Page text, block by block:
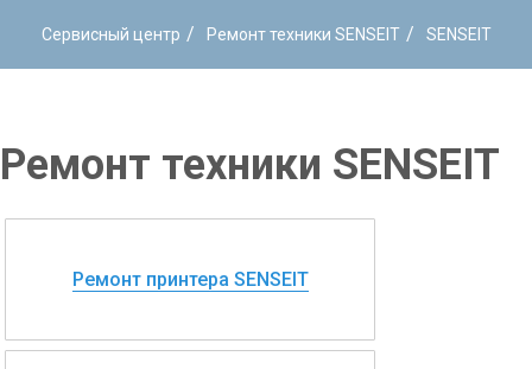
Сервисный центр / Ремонт техники SENSEIT / SENSEIT
Ремонт техники SENSEIT
Ремонт принтера SENSEIT